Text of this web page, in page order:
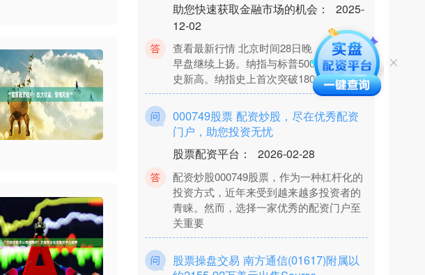
12-02
查看最新行情 北京时间28日晚，美股周五
早盘继续上扬。纳指与标普500指数均创历
史新高。纳指史上首次突破18000点。美
000749股票 配资炒股，尽在优秀配资
门户，助您投资无忧
股票配资平台： 2026-02-28
配资炒股000749股票，作为一种杠杆化的
投资方式，近年来受到越来越多投资者的
青睐。然而，选择一家优秀的配资门户至
关重要
股票操盘交易 南方通信(01617)附属以
约2155.92万美元出售Source